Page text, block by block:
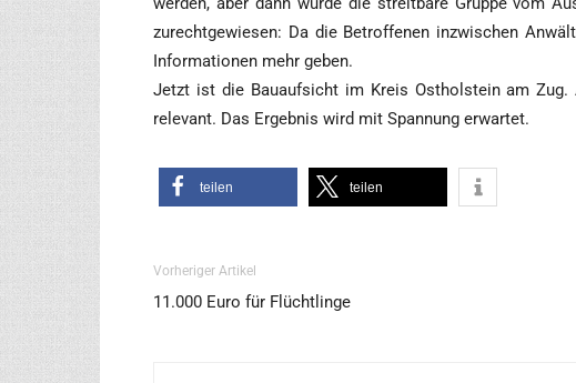
zurecht­ge­wie­sen: Da die Betrof­fe­nen inzwi­schen
Infor­ma­tio­nen mehr geben.
Jetzt ist die Bau­auf­sicht im Kreis Ost­hol­stein am Zug.
rele­vant. Das Ergeb­nis wird mit Span­nung erwartet.
tei­len tei­len
Vorheriger Artikel
11.000 Euro für Flüchtlinge